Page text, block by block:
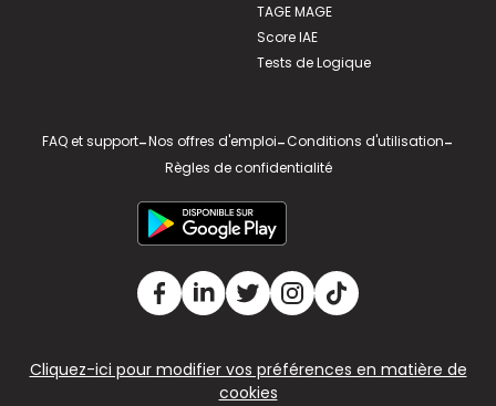
TAGE MAGE
Score IAE
Tests de Logique
FAQ et support-Nos offres d'emploi-Conditions d'utilisation-
Règles de confidentialité
Cliquez-ici pour modifier vos préférences en matière de
cookies